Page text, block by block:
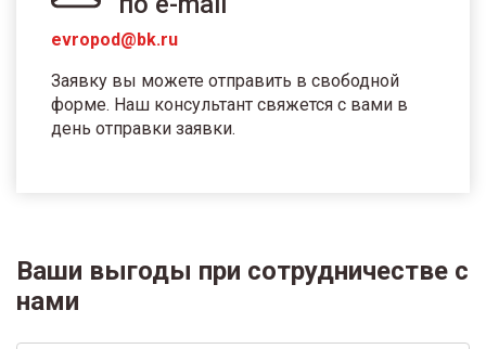
evropod@bk.ru
Заявку вы можете отправить в свободной
форме. Наш консультант свяжется с вами в
день отправки заявки.
Ваши выгоды при сотрудничестве с
нами